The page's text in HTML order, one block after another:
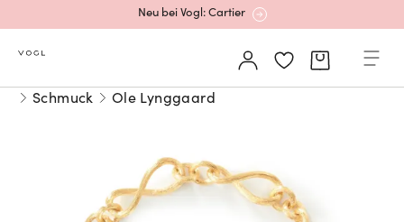
Neu bei Vogl: Cartier
Mehr erfahren: Ikonische Uhren von Cartier
Rolex Certified Pre-Owned entdecken
Schmuck Ole Lynggaard